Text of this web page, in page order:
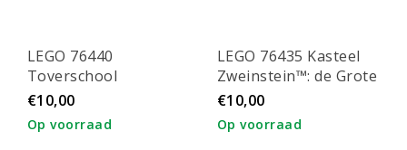
LEGO 76440
Toverschool
Toernooi: de
aankomst
€10,00
Op voorraad
LEGO 76435 Kasteel
Zweinstein™: de Grote
Zaal
€10,00
Op voorraad